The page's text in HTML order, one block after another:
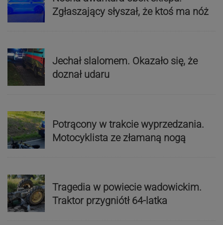
Zgłaszający słyszał, że ktoś ma nóż
Jechał slalomem. Okazało się, że
doznał udaru
Potrącony w trakcie wyprzedzania.
Motocyklista ze złamaną nogą
Tragedia w powiecie wadowickim.
Traktor przygniótł 64-latka